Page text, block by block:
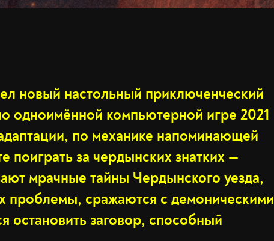
новый настольный приключенческий
одноимённой компьютерной игре 2021
по механике напоминающей
за чердынских знатких —
мрачные тайны Чердынского уезда,
проблемы, сражаются с демоническими
остановить заговор, способный